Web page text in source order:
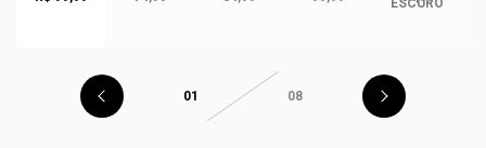
ESCURO
01 08